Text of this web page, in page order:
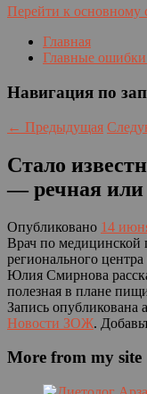
Перейти к основному
Главная
Главные ошибки
Навигация по
← Предыдущая
Стало
— речная или
Опубликовано 14
Врач по медицинской
регионального
Юлия Смирнова
полезная в плане
Запись опубликована
Новости ЗОЖ.
More from my site